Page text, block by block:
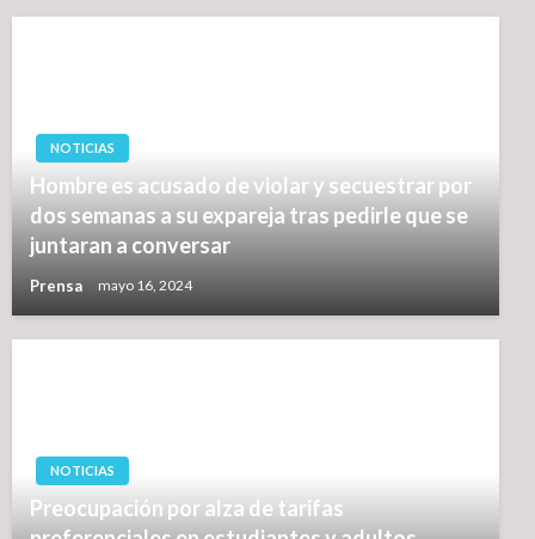
NOTICIAS
Hombre es acusado de violar y secuestrar por
dos semanas a su expareja tras pedirle que se
juntaran a conversar
Prensa mayo 16, 2024
NOTICIAS
Preocupación por alza de tarifas